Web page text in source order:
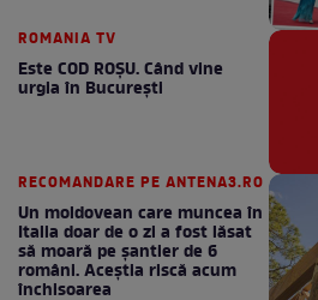
ROMANIA TV
Este COD ROŞU. Când vine
urgia în Bucureşti
RECOMANDARE PE ANTENA3.RO
Un moldovean care muncea în
Italia doar de o zi a fost lăsat
să moară pe şantier de 6
români. Aceștia riscă acum
închisoarea